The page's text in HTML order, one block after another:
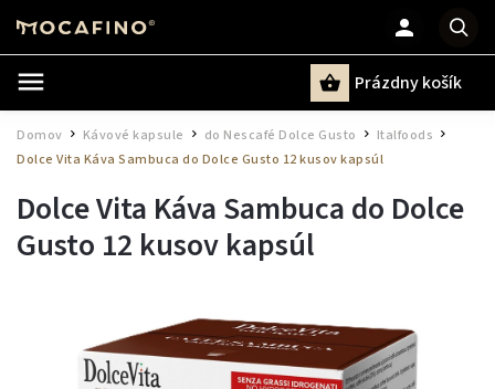
Prázdny košík
Domov Kávové kapsule do Nescafé Dolce Gusto Italfoods /
Dolce Vita Káva Sambuca do Dolce Gusto 12 kusov kapsúl
Dolce Vita Káva Sambuca do Dolce
Gusto 12 kusov kapsúl